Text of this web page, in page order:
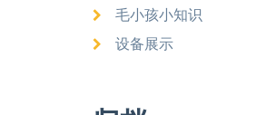
毛小孩小知识
设备展示